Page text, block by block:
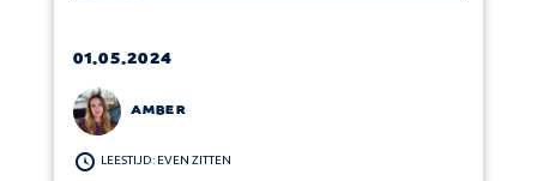
01.05.2024
AMBER
LEESTIJD: EVEN ZITTEN